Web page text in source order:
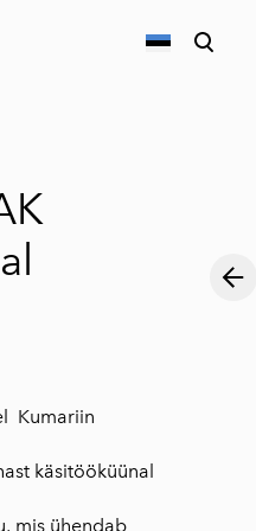
Kumariin
käsitööküünal
mis ühendab